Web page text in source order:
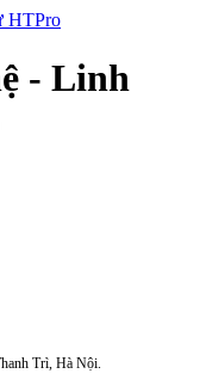
- Linh
Trì, Hà Nội.